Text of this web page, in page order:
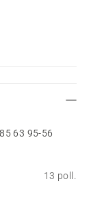
63 95‑56
13 poll.